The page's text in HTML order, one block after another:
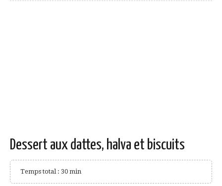
Dessert aux dattes, halva et biscuits
Temps total : 30 min